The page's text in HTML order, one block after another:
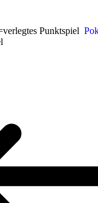
Punktspiel